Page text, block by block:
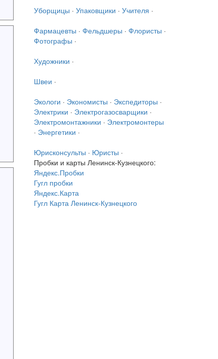
Уборщицы · Упаковщики · Учителя ·
Фармацевты · Фельдшеры · Флористы ·
Фотографы ·
Художники ·
Швеи ·
Экологи · Экономисты · Экспедиторы ·
Электрики · Электрогазосварщики ·
Электромонтажники · Электромонтеры
· Энергетики ·
Юрисконсульты · Юристы ·
Пробки и карты Ленинск-Кузнецкого:
Яндекс.Пробки
Гугл пробки
Яндекс.Карта
Гугл Карта Ленинск-Кузнецкого